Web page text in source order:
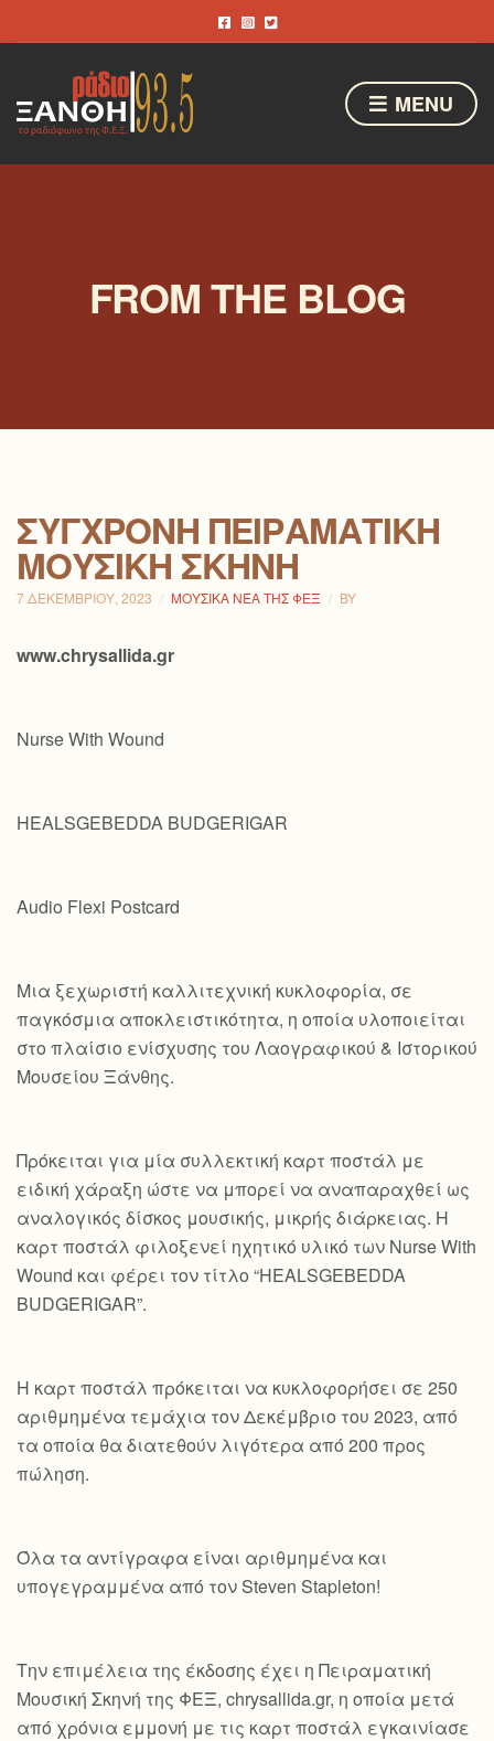
MENU
FROM THE BLOG
ΣΎΓΧΡΟΝΗ ΠΕΙΡΑΜΑΤΙΚΉ
ΜΟΥΣΙΚΉ ΣΚΗΝΉ
7 ΔΕΚΕΜΒΡΊΟΥ, 2023 ΜΟΥΣΙΚΆ ΝΈΑ ΤΗΣ ΦΕΞ BY
www.chrysallida.gr
Nurse With Wound
HEALSGEBEDDA BUDGERIGAR
Audio Flexi Postcard
Mια ξεχωριστή καλλιτεχνική κυκλοφορία, σε
παγκόσμια αποκλειστικότητα, η οποία υλοποιείται
στο πλαίσιο ενίσχυσης του Λαογραφικού & Ιστορικού
Μουσείου Ξάνθης.
Πρόκειται για μία συλλεκτική καρτ ποστάλ με
ειδική χάραξη ώστε να μπορεί να αναπαραχθεί ως
αναλογικός δίσκος μουσικής, μικρής διάρκειας. Η
καρτ ποστάλ φιλοξενεί ηχητικό υλικό των Nurse With
Wound και φέρει τον τίτλο “HEALSGEBEDDA
BUDGERIGAR”.
Η καρτ ποστάλ πρόκειται να κυκλοφορήσει σε 250
αριθμημένα τεμάχια τον Δεκέμβριο του 2023, από
τα οποία θα διατεθούν λιγότερα από 200 προς
πώληση.
Όλα τα αντίγραφα είναι αριθμημένα και
υπογεγραμμένα από τον Steven Stapleton!
Την επιμέλεια της έκδοσης έχει η Πειραματική
Μουσική Σκηνή της ΦΕΞ, chrysallida.gr, η οποία μετά
από χρόνια εμμονή με τις καρτ ποστάλ εγκαινίασε